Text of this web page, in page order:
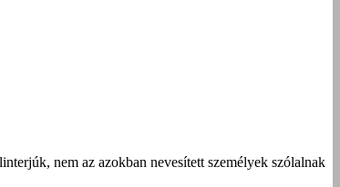
nem az azokban nevesített személyek szólalnak